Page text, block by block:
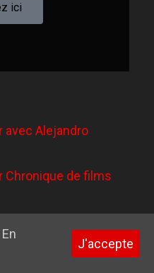
ici
avec Alejandro
Chronique de films
GeneratePress
En
J'accepte